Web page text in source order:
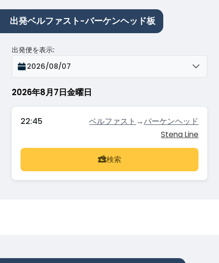
出発ベルファスト-バーケンヘッド板
2026年8月7日金曜日
出発便を表示:
2026/08/07
22:45 ベルファスト →バーケンヘッド
Stena Line
検索